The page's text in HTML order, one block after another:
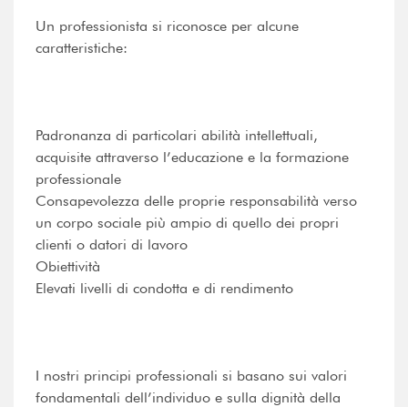
Un professionista si riconosce per alcune
caratteristiche:
Padronanza di particolari abilità intellettuali,
acquisite attraverso l’educazione e la formazione
professionale
Consapevolezza delle proprie responsabilità verso
un corpo sociale più ampio di quello dei propri
clienti o datori di lavoro
Obiettività
Elevati livelli di condotta e di rendimento
I nostri principi professionali si basano sui valori
fondamentali dell’individuo e sulla dignità della